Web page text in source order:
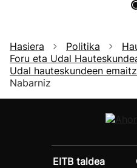
Hasiera Politika
Foru eta Udal
Udal hauteskundeen
Nabarniz
EITB taldea